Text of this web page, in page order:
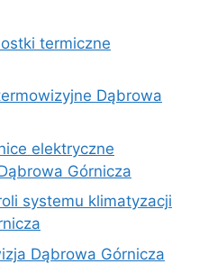
termiczne
Dąbrowa
elektryczne
Górnicza
systemu klimatyzacji
Dąbrowa Górnicza